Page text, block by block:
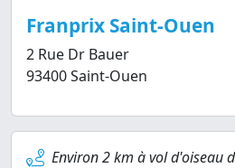
Franprix Saint-Ouen
2 Rue Dr Bauer
93400 Saint-Ouen
Environ 2 km à vol d'oiseau